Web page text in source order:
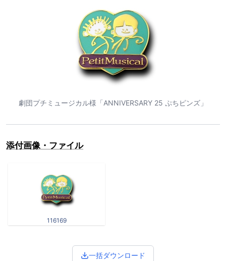
劇団プチミュージカル様「ANNIVERSARY 25 ぷちピンズ」
添付画像・ファイル
116169
一括ダウンロード